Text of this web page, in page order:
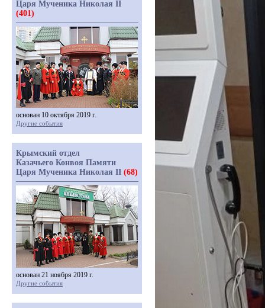
Царя Мученика Николая II
(401)
основан 10 октября 2019 г.
Другие события
Крымский отдел
Казачьего Конвоя Памяти
Царя Мученика Николая II (68)
основан 21 ноября 2019 г.
Другие события